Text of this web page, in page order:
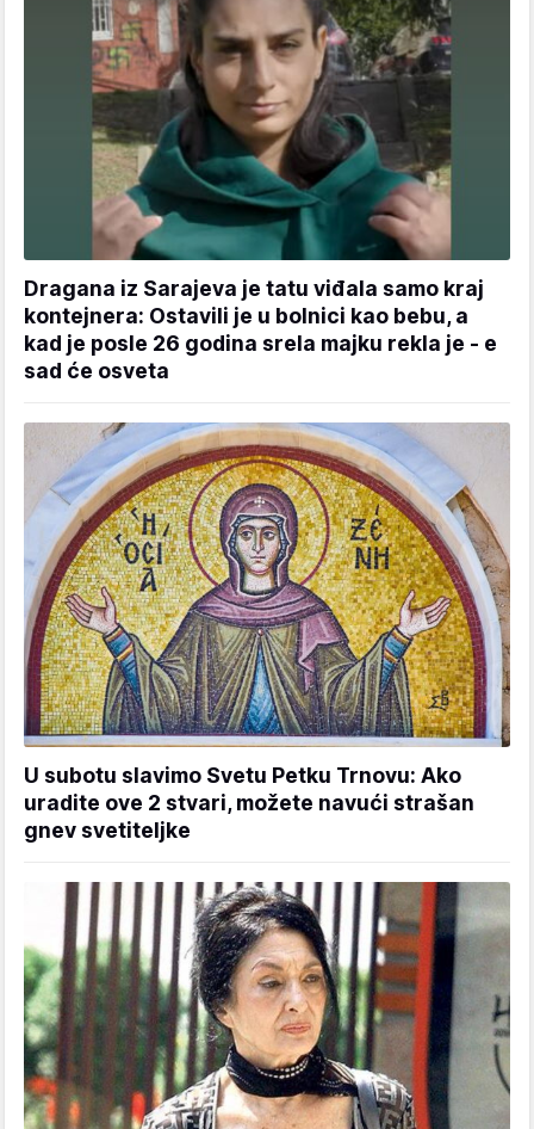
Dragana iz Sarajeva je tatu viđala samo kraj
kontejnera: Ostavili je u bolnici kao bebu, a
kad je posle 26 godina srela majku rekla je - e
sad će osveta
U subotu slavimo Svetu Petku Trnovu: Ako
uradite ove 2 stvari, možete navući strašan
gnev svetiteljke